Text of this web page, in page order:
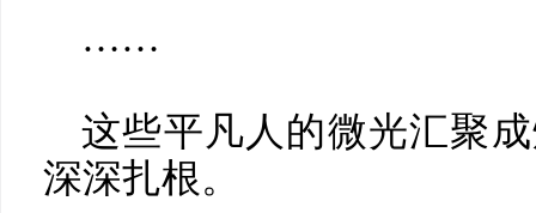
……
这些平凡人的微光汇聚
深深扎根。